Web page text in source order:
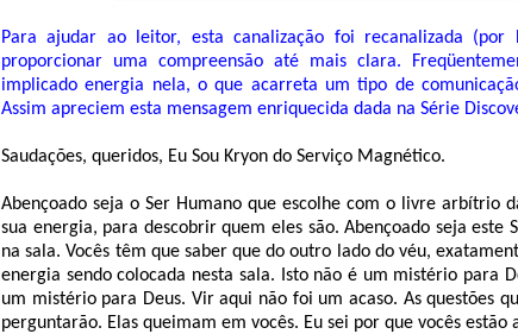
Para ajudar ao leitor, esta canalização foi recanalizada
proporcionar uma compreensão até mais clara.
implicado energia nela, o que acarreta um tipo de
Assim apreciem esta mensagem enriquecida dada na Série
Saudações, queridos, Eu Sou Kryon do Serviço Magnético.
Abençoado seja o Ser Humano que escolhe com o livre arbítrio
sua energia, para descobrir quem eles são. Abençoado seja este
na sala. Vocês têm que saber que do outro lado do véu,
energia sendo colocada nesta sala. Isto não é um mistério para
um mistério para Deus. Vir aqui não foi um acaso. As questões
perguntarão. Elas queimam em vocês. Eu sei por que vocês estão